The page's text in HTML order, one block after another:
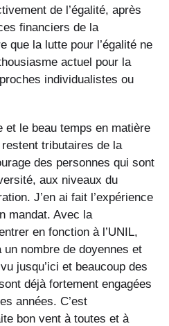
de l’égalité, après
financiers de la
que la lutte pour l’égalité ne
actuel pour la
individualistes ou
et le beau temps en matière
restent tributaires de la
des personnes qui sont
aux niveaux du
J’en ai fait l’expérience
mandat. Avec la
en fonction à l’UNIL,
un nombre de doyennes et
jusqu’ici et beaucoup des
déjà fortement engagées
années. C’est
bon vent à toutes et à